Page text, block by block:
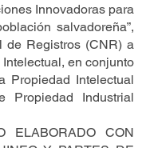
Innovadoras para
salvadoreña”,
de Registros (CNR) a
en conjunto
Propiedad Intelectual
Propiedad Industrial
ELABORADO CON